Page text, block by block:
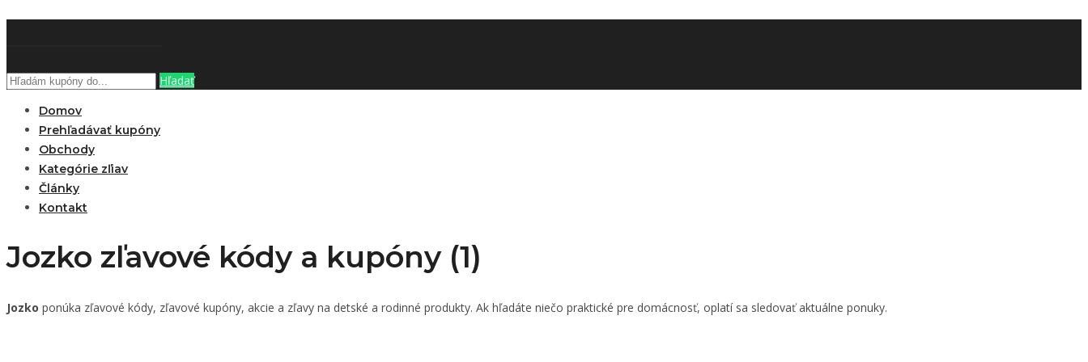
Hľadať
Domov
Prehľadávať kupóny
Obchody
Kategórie zľiav
Články
Kontakt
Jozko zľavové kódy a kupóny (1)
Jozko ponúka zľavové kódy, zľavové kupóny, akcie a zľavy na detské a rodinné produkty. Ak hľadáte niečo praktické pre domácnosť, oplatí sa sledovať aktuálne ponuky.